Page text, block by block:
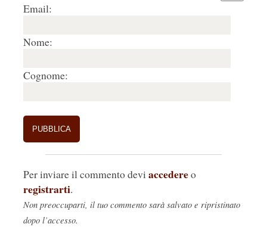
Email:
Nome:
Cognome:
Per inviare il commento devi accedereo
registrarti.
Non preoccuparti, il tuo commento sarà salvato e ripristinato
dopo l’accesso.